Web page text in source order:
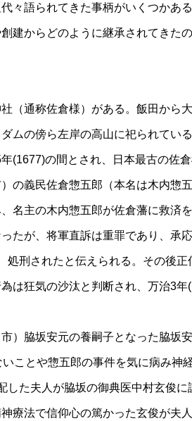
々語られてきた事柄がいくつかあ
建からどのように継承されてきたの
（通称佐倉様）がある。飯田から
ムの傍ら左岸の高山に祀られている
(1677)の間とされ、日本最古の佐
の義民佐倉惣五郎（本名は木内惣
名主の木内惣五郎が佐倉藩に救済
たが、将軍直訴は重罪であり、承
処刑されたと伝えられる。その後
は狂気の沙汰と判断され、万治3
）脇坂安元の養嗣子となった脇坂
ことや惣五郎の事件を気に病み神
した夫人が脇坂の御典医中村玄俊
療法で信仰心の篤かった玄俊が夫